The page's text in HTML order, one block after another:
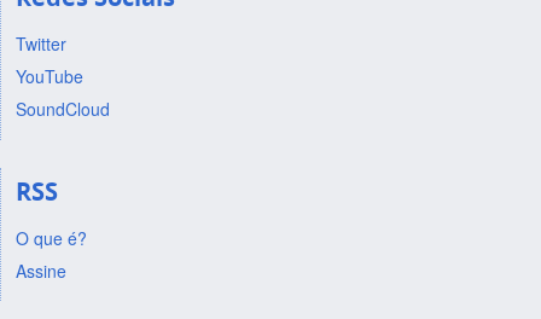
Twitter
YouTube
SoundCloud
RSS
O que é?
Assine